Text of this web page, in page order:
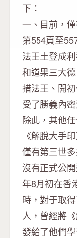
下：
一、目前，
第554頁至
法王土登成
和道果三大
措法王、開
受了勝義內
除此，其他
《解脫大手
僅有第三世
沒有正式公
年8月初在香
時，對于取
人，曾經將
發給了他們